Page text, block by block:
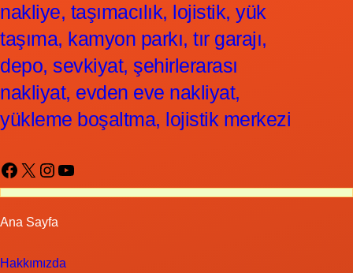
nakliye, taşımacılık, lojistik, yük
taşıma, kamyon parkı, tır garajı,
depo, sevkiyat, şehirlerarası
nakliyat, evden eve nakliyat,
yükleme boşaltma, lojistik merkezi
Facebook X Instagram YouTube
Ana Sayfa
Hakkımızda